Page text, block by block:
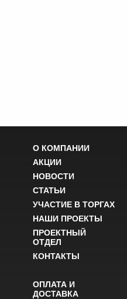
О КОМПАНИИ
АКЦИИ
НОВОСТИ
СТАТЬИ
УЧАСТИЕ В ТОРГАХ
НАШИ ПРОЕКТЫ
ПРОЕКТНЫЙ
ОТДЕЛ
КОНТАКТЫ
ОПЛАТА И
ДОСТАВКА